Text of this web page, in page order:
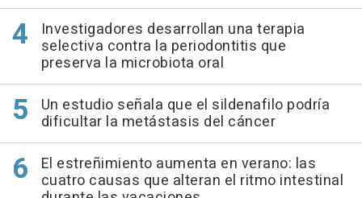
Investigadores desarrollan una terapia
selectiva contra la periodontitis que
preserva la microbiota oral
Un estudio señala que el sildenafilo podría
dificultar la metástasis del cáncer
El estreñimiento aumenta en verano: las
cuatro causas que alteran el ritmo intestinal